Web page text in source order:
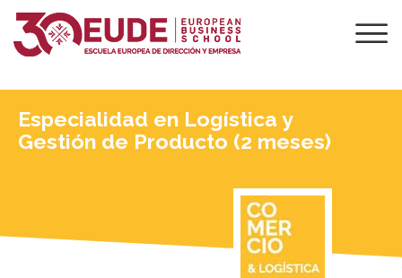
Especialidad en Logística y
Gestión de Producto (2 meses)